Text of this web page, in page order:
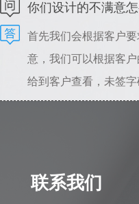
你们设计的不满意怎
首先我们会根据客户
意，我们可以根据客
给到客户查看，未签
次数的。所以只要能
计一直不满意的情况
差较大，我司愿意从
自行承担。
联系我们